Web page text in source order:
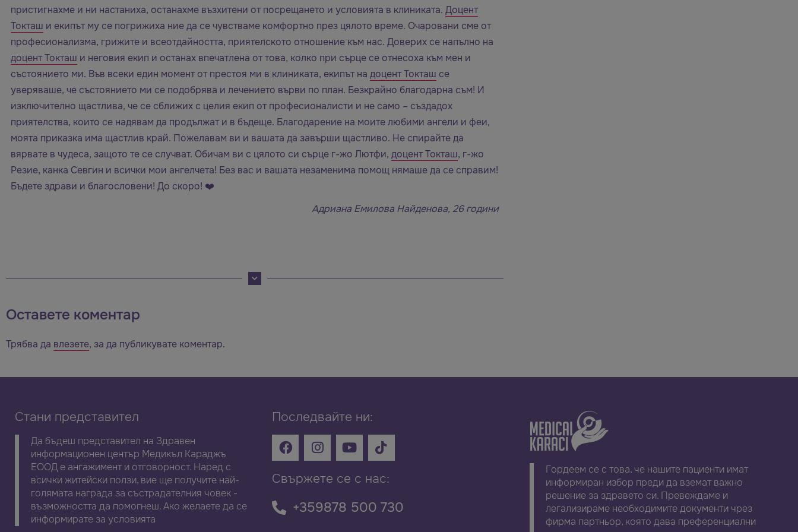
пристигнахме и ни настаниха, останахме възхитени от посрещането и условията в клиниката. Доцент
Токташ и екипът му се погрижиха ние да се чувстваме комфортно през цялото време. Очаровани сме от
професионализма, грижите и всеотдайността, приятелското отношение към нас. Доверих се напълно на
доцент Токташ и неговия екип и останах впечатлена от това, колко при сърце се отнесоха към мен и
състоянието ми. Във всеки един момент от престоя ми в клиниката, екипът на доцент Токташ се
уверяваше, че състоянието ми се подобрява и лечението върви по план. Безкрайно благодарна съм! И
изключително щастлива, че се сближих с целия екип от професионалисти и не само – създадох
приятелства, които се надявам да продължат и в бъдеще. Благодарение на моите любими ангели и феи,
моята приказка има щастлив край. Пожелавам ви и вашата да завърши щастливо. Не спирайте да
вярвате в чудеса, защото те се случват. Обичам ви с цялото си сърце г-жо Лютфи, доцент Токташ, г-жо
Резие, канка Севгин и всички мои ангелчета! Без вас и вашата незаменима помощ нямаше да се справим!
Бъдете здрави и благословени! До скоро! ❤️
Адриана Емилова Найденова, 26 години
Оставете коментар
Трябва да влезете, за да публикувате коментар.
Стани представител
Да бъдеш представител на Здравен
информационен център Медикъл Караджъ
ЕООД е ангажимент и отговорност. Наред с
всички житейски ползи, вие ще получите най-
голямата награда за състрадателния човек -
възможността да помогнеш. Ако желаете да се
информирате за условията
Последвайте ни:
Свържете се с нас:
+359878 500 730
Гордеем се с това, че нашите пациенти имат
информиран избор преди да вземат важно
решение за здравето си. Превеждаме и
легализираме необходимите документи чрез
фирма партньор, която дава преференциални